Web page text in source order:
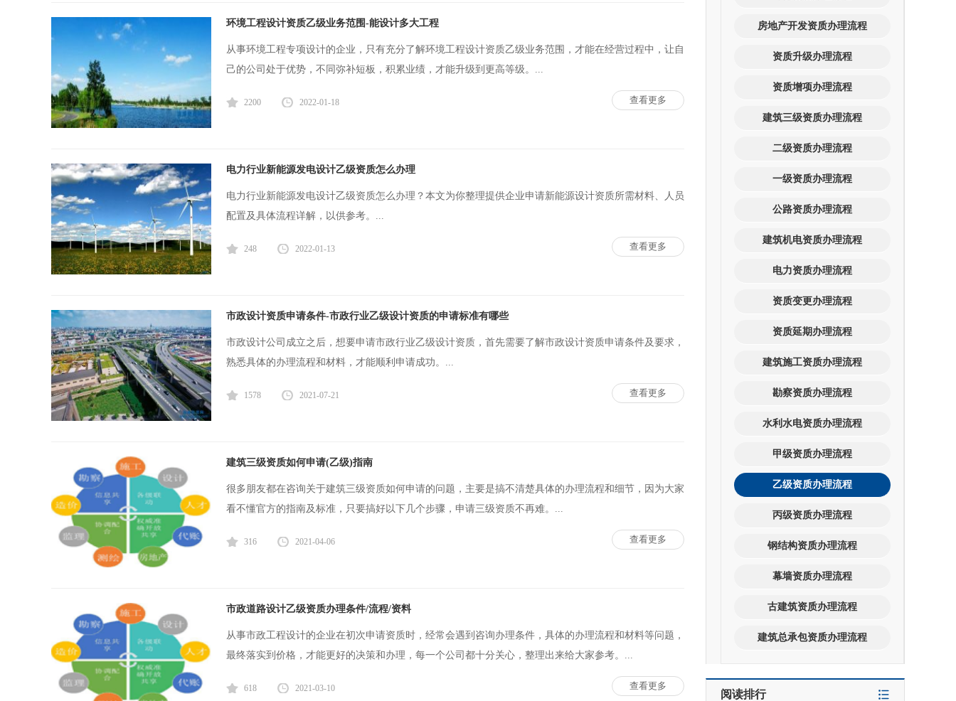
环境工程设计资质乙级业务范围-能设计多大工程
从事环境工程专项设计的企业，只有充分了解环境工程设计资质乙级业务范围，才能在经营过程中，让自
己的公司处于优势，不同弥补短板，积累业绩，才能升级到更高等级。...
查看更多
2200 2022-01-18
电力行业新能源发电设计乙级资质怎么办理
电力行业新能源发电设计乙级资质怎么办理？本文为你整理提供企业申请新能源设计资质所需材料、人员
配置及具体流程详解，以供参考。...
查看更多
248 2022-01-13
市政设计资质申请条件-市政行业乙级设计资质的申请标准有哪些
市政设计公司成立之后，想要申请市政行业乙级设计资质，首先需要了解市政设计资质申请条件及要求，
熟悉具体的办理流程和材料，才能顺利申请成功。...
查看更多
1578 2021-07-21
建筑三级资质如何申请(乙级)指南
很多朋友都在咨询关于建筑三级资质如何申请的问题，主要是搞不清楚具体的办理流程和细节，因为大家
看不懂官方的指南及标准，只要搞好以下几个步骤，申请三级资质不再难。...
查看更多
316 2021-04-06
市政道路设计乙级资质办理条件/流程/资料
从事市政工程设计的企业在初次申请资质时，经常会遇到咨询办理条件，具体的办理流程和材料等问题，
最终落实到价格，才能更好的决策和办理，每一个公司都十分关心，整理出来给大家参考。...
查看更多
618 2021-03-10
房地产开发资质办理流程
资质升级办理流程
资质增项办理流程
建筑三级资质办理流程
二级资质办理流程
一级资质办理流程
公路资质办理流程
建筑机电资质办理流程
电力资质办理流程
资质变更办理流程
资质延期办理流程
建筑施工资质办理流程
勘察资质办理流程
水利水电资质办理流程
甲级资质办理流程
乙级资质办理流程
丙级资质办理流程
钢结构资质办理流程
幕墙资质办理流程
古建筑资质办理流程
建筑总承包资质办理流程
阅读排行